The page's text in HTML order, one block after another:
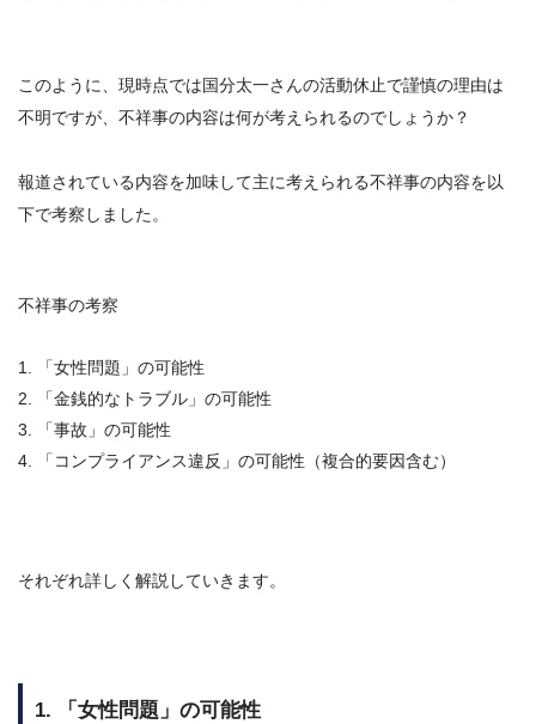
このように、現時点では国分太一さんの活動休止で謹慎の理由は
不明ですが、不祥事の内容は何が考えられるのでしょうか？
報道されている内容を加味して主に考えられる不祥事の内容を以
下で考察しました。
不祥事の考察
1. 「女性問題」の可能性
2. 「金銭的なトラブル」の可能性
3. 「事故」の可能性
4. 「コンプライアンス違反」の可能性（複合的要因含む）
それぞれ詳しく解説していきます。
1. 「女性問題」の可能性